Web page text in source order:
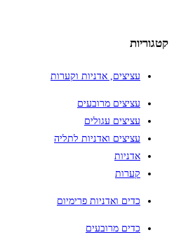
קטגוריות
עציצים, אדניות וקערות
עציצים מרובעים
עציצים עגולים
עציצים ואדניות לתליה
אדניות
קערות
כדים ואדניות פרימיום
כדים מרובעים